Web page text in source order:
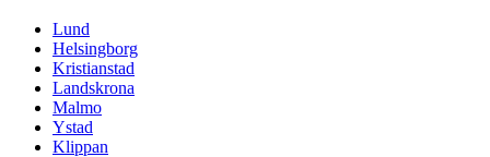
Lund
Helsingborg
Kristianstad
Landskrona
Malmo
Ystad
Klippan